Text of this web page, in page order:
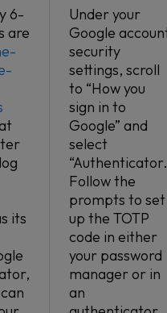
6-
are
its
Under your
Google
security
settings, scroll
to “How you
sign in to
Google” and
select
Follow the
prompts to set
up the TOTP
code in either
your password
manager or in
an